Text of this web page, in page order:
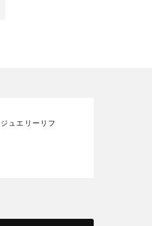
ュエリーリフ